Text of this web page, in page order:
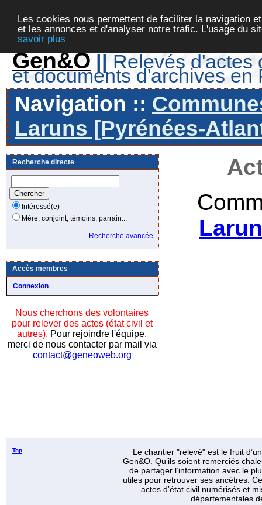
Les cookies nous permettent de faciliter la navigation
et les annonces et d'analyser notre trafic. L'usage du
savoir plus
Gen&O || Relevés d'actes
et documents d'archives en
Navigation ::
Laruns [Pyrénées-
Recherche directe
Intéressé(e)
Mère, conjoint, témoins, parrain...
Recherche avancée
Accès membres
Connexion
Nous cherchons des volontaires
pour relever des actes (état civil et
autres). Pour rejoindre l'équipe,
merci de nous contacter par mail via
contact@geneoweb.org
Top
Le chantier "relevé" est le fruit
Gen&O. Qu’ils soient remerciés
de partager l’information avec le
utiles pour retrouver ses ancêtres.
actes d’état civil numérisés et
départementales